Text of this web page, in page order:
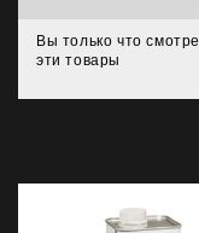
Вы только что
эти товары